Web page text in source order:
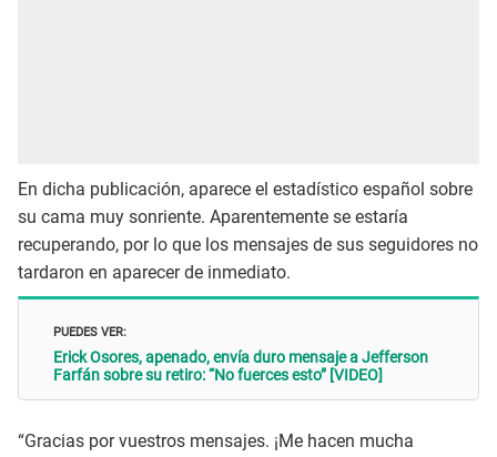
En dicha publicación, aparece el estadístico español sobre
su cama muy sonriente. Aparentemente se estaría
recuperando, por lo que los mensajes de sus seguidores no
tardaron en aparecer de inmediato.
PUEDES VER:
Erick Osores, apenado, envía duro mensaje a Jefferson
Farfán sobre su retiro: “No fuerces esto” [VIDEO]
“Gracias por vuestros mensajes. ¡Me hacen mucha